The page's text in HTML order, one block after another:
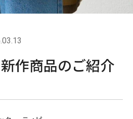
新作商品のご紹介